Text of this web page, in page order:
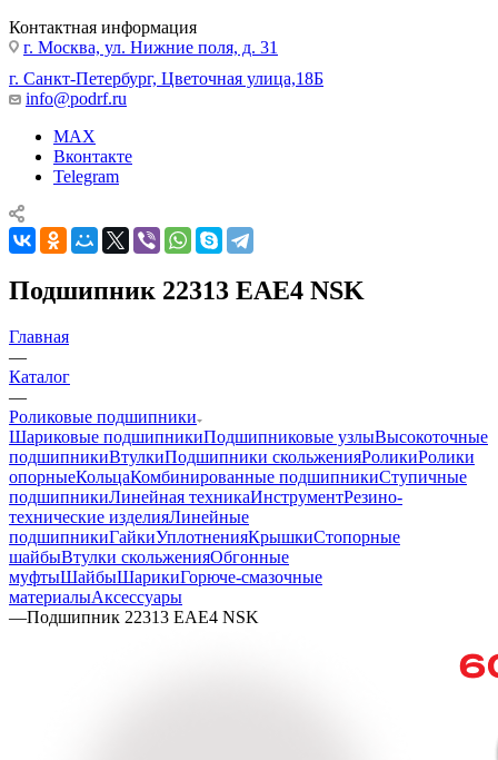
Контактная информация
г. Москва, ул. Нижние поля, д. 31
г. Санкт-Петербург, Цветочная улица,18Б
info@podrf.ru
MAX
Вконтакте
Telegram
Подшипник 22313 EAE4 NSK
Главная
—
Каталог
—
Роликовые подшипники
Шариковые подшипникиПодшипниковые узлыВысокоточные
подшипникиВтулкиПодшипники скольженияРоликиРолики
опорныеКольцаКомбинированные подшипникиСтупичные
подшипникиЛинейная техникаИнструментРезино-
технические изделияЛинейные
подшипникиГайкиУплотненияКрышкиСтопорные
шайбыВтулки скольженияОбгонные
муфтыШайбыШарикиГорюче-смазочные
материалыАксессуары
—Подшипник 22313 EAE4 NSK